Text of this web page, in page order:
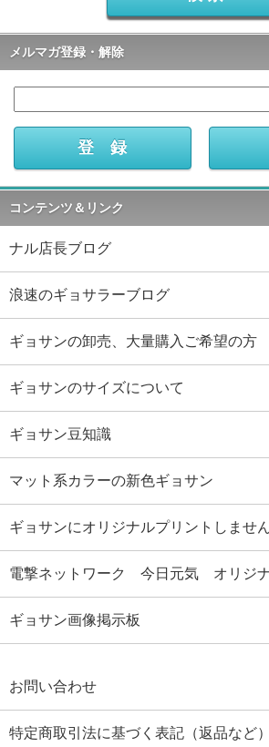
メルマガ登録・解除
コンテンツ＆リンク
ナル店長ブログ
浪速のギョサラーブログ
ギョサンの卸売、大量購入ご希望の方
ギョサンのサイズについて
ギョサン豆知識
マット系カラーの新色ギョサン
ギョサンにオリジナルプリントしませ
電撃ネットワーク 今日元気 オリジ
ギョサン画像掲示板
お問い合わせ
特定商取引法に基づく表記（返品など）